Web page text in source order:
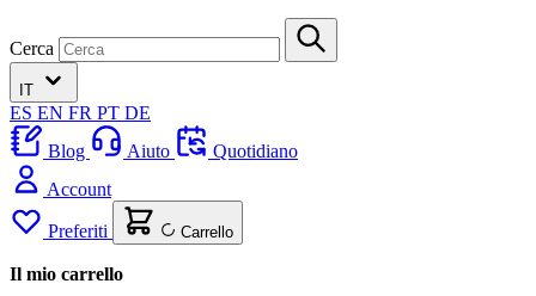
Cerca
IT
ES EN FR PT DE
Blog
Aiuto
Quotidiano
Account
Preferiti Carrello
Il mio carrello